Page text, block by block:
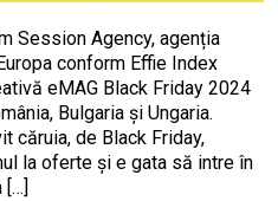
Session Agency, agenția
conform Effie Index
eMAG Black Friday 2024
Bulgaria și Ungaria.
căruia, de Black Friday,
la oferte și e gata să intre în